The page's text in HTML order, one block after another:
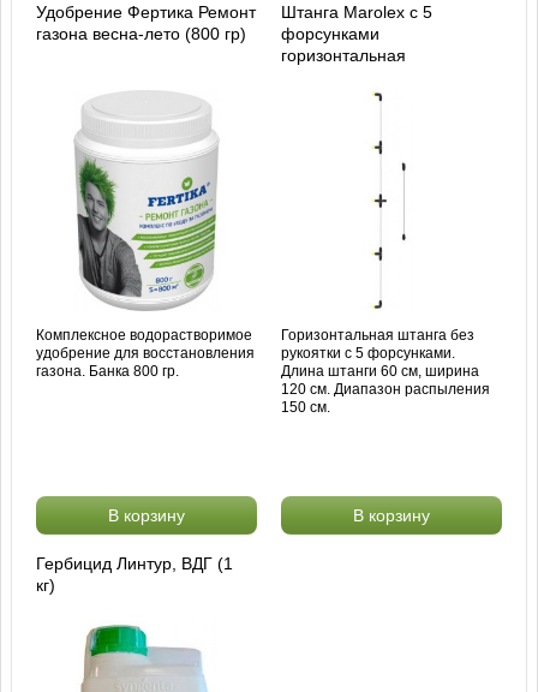
Удобрение Фертика Ремонт
газона весна-лето (800 гр)
Комплексное водорастворимое
удобрение для восстановления
газона. Банка 800 гр.
В корзину
Штанга Marolex с 5
форсунками
горизонтальная
Горизонтальная штанга без
рукоятки с 5 форсунками.
Длина штанги 60 см, ширина
120 см. Диапазон распыления
150 см.
В корзину
Гербицид Линтур, ВДГ (1
кг)